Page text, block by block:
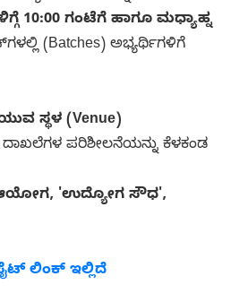
10:00 ಗಂಟೆಗೆ ಹಾಗೂ ಮಧ್ಯಾಹ್ನ
(Batches) ಅಭ್ಯರ್ಥಿಗಳಿಗೆ
ಸ್ಥಳ (Venue)
ಪರಿಶೀಲನೆಯನ್ನು ಕೆಳಕಂಡ
ಆಯೋಗ, 'ಉದ್ಯೋಗ ಸೌಧ',
ಲಿಂಕ್ ಇಲ್ಲಿದೆ